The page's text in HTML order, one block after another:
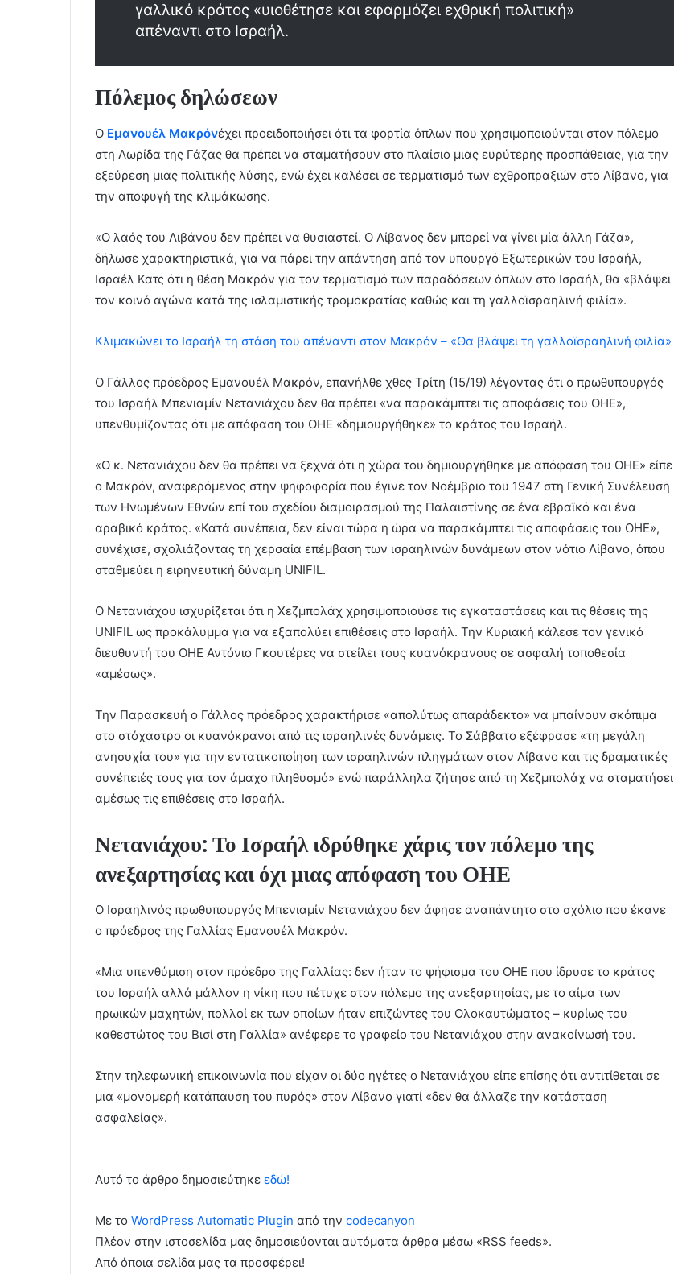
γαλλικό κράτος «υιοθέτησε και εφαρμόζει εχθρική πολιτική»
απέναντι στο Ισραήλ.
Πόλεμος δηλώσεων
Ο Εμανουέλ Μακρόνέχει προειδοποιήσει ότι τα φορτία όπλων που χρησιμοποιούνται στον πόλεμο
στη Λωρίδα της Γάζας θα πρέπει να σταματήσουν στο πλαίσιο μιας ευρύτερης προσπάθειας, για την
εξεύρεση μιας πολιτικής λύσης, ενώ έχει καλέσει σε τερματισμό των εχθροπραξιών στο Λίβανο, για
την αποφυγή της κλιμάκωσης.
«Ο λαός του Λιβάνου δεν πρέπει να θυσιαστεί. Ο Λίβανος δεν μπορεί να γίνει μία άλλη Γάζα»,
δήλωσε χαρακτηριστικά, για να πάρει την απάντηση από τον υπουργό Εξωτερικών του Ισραήλ,
Ισραέλ Κατς ότι η θέση Μακρόν για τον τερματισμό των παραδόσεων όπλων στο Ισραήλ, θα «βλάψει
τον κοινό αγώνα κατά της ισλαμιστικής τρομοκρατίας καθώς και τη γαλλοϊσραηλινή φιλία».
Κλιμακώνει το Ισραήλ τη στάση του απέναντι στον Μακρόν – «Θα βλάψει τη γαλλοϊσραηλινή φιλία»
Ο Γάλλος πρόεδρος Εμανουέλ Μακρόν, επανήλθε χθες Τρίτη (15/19) λέγοντας ότι ο πρωθυπουργός
του Ισραήλ Μπενιαμίν Νετανιάχου δεν θα πρέπει «να παρακάμπτει τις αποφάσεις του ΟΗΕ»,
υπενθυμίζοντας ότι με απόφαση του ΟΗΕ «δημιουργήθηκε» το κράτος του Ισραήλ.
«Ο κ. Νετανιάχου δεν θα πρέπει να ξεχνά ότι η χώρα του δημιουργήθηκε με απόφαση του ΟΗΕ» είπε
ο Μακρόν, αναφερόμενος στην ψηφοφορία που έγινε τον Νοέμβριο του 1947 στη Γενική Συνέλευση
των Ηνωμένων Εθνών επί του σχεδίου διαμοιρασμού της Παλαιστίνης σε ένα εβραϊκό και ένα
αραβικό κράτος. «Κατά συνέπεια, δεν είναι τώρα η ώρα να παρακάμπτει τις αποφάσεις του ΟΗΕ»,
συνέχισε, σχολιάζοντας τη χερσαία επέμβαση των ισραηλινών δυνάμεων στον νότιο Λίβανο, όπου
σταθμεύει η ειρηνευτική δύναμη UNIFIL.
Ο Νετανιάχου ισχυρίζεται ότι η Χεζμπολάχ χρησιμοποιούσε τις εγκαταστάσεις και τις θέσεις της
UNIFIL ως προκάλυμμα για να εξαπολύει επιθέσεις στο Ισραήλ. Την Κυριακή κάλεσε τον γενικό
διευθυντή του ΟΗΕ Αντόνιο Γκουτέρες να στείλει τους κυανόκρανους σε ασφαλή τοποθεσία
«αμέσως».
Την Παρασκευή ο Γάλλος πρόεδρος χαρακτήρισε «απολύτως απαράδεκτο» να μπαίνουν σκόπιμα
στο στόχαστρο οι κυανόκρανοι από τις ισραηλινές δυνάμεις. Το Σάββατο εξέφρασε «τη μεγάλη
ανησυχία του» για την εντατικοποίηση των ισραηλινών πληγμάτων στον Λίβανο και τις δραματικές
συνέπειές τους για τον άμαχο πληθυσμό» ενώ παράλληλα ζήτησε από τη Χεζμπολάχ να σταματήσει
αμέσως τις επιθέσεις στο Ισραήλ.
Νετανιάχου: Το Ισραήλ ιδρύθηκε χάρις τον πόλεμο της
ανεξαρτησίας και όχι μιας απόφαση του ΟΗΕ
Ο Ισραηλινός πρωθυπουργός Μπενιαμίν Νετανιάχου δεν άφησε αναπάντητο στο σχόλιο που έκανε
ο πρόεδρος της Γαλλίας Εμανουέλ Μακρόν.
«Μια υπενθύμιση στον πρόεδρο της Γαλλίας: δεν ήταν το ψήφισμα του ΟΗΕ που ίδρυσε το κράτος
του Ισραήλ αλλά μάλλον η νίκη που πέτυχε στον πόλεμο της ανεξαρτησίας, με το αίμα των
ηρωικών μαχητών, πολλοί εκ των οποίων ήταν επιζώντες του Ολοκαυτώματος – κυρίως του
καθεστώτος του Βισί στη Γαλλία» ανέφερε το γραφείο του Νετανιάχου στην ανακοίνωσή του.
Στην τηλεφωνική επικοινωνία που είχαν οι δύο ηγέτες ο Νετανιάχου είπε επίσης ότι αντιτίθεται σε
μια «μονομερή κατάπαυση του πυρός» στον Λίβανο γιατί «δεν θα άλλαζε την κατάσταση
ασφαλείας».
Αυτό το άρθρο δημοσιεύτηκε εδώ!
Με το WordPress Automatic Plugin από την codecanyon
Πλέον στην ιστοσελίδα μας δημοσιεύονται αυτόματα άρθρα μέσω «RSS feeds».
Από όποια σελίδα μας τα προσφέρει!